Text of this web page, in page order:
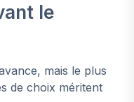
le
mais le plus
de choix méritent